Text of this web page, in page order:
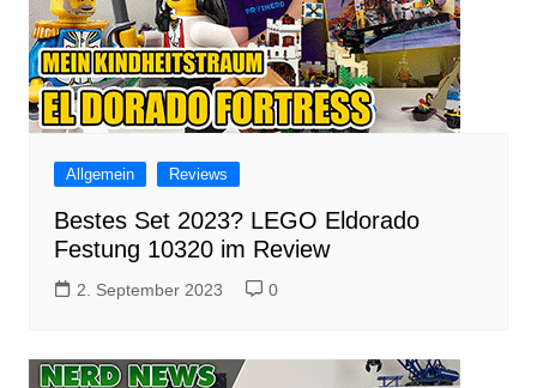
Allgemein Reviews
Bestes Set 2023? LEGO Eldorado
Festung 10320 im Review
2. September 2023 0